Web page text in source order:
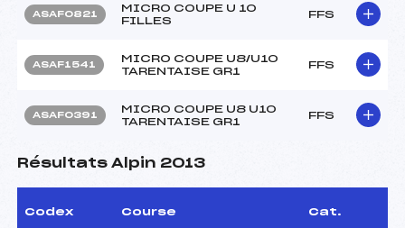
ASAF0821
MICRO COUPE U 10
FILLES
FFS
ASAF1541
MICRO COUPE U8/U10
TARENTAISE GR1
FFS
ASAF0391
MICRO COUPE U8 U10
TARENTAISE GR1
FFS
Résultats Alpin 2013
Codex Course Cat.